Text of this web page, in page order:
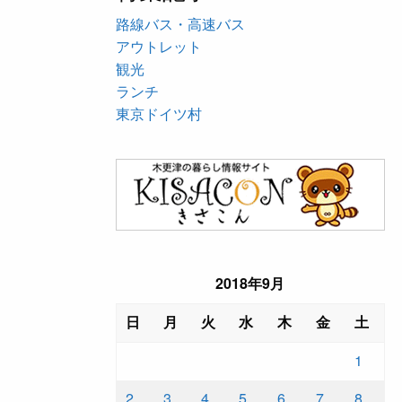
路線バス・高速バス
アウトレット
観光
ランチ
東京ドイツ村
2018年9月
日
月 火 水 木 金
土
1
2
3 4 5 6 7
8